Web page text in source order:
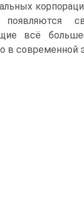
появляются
всё
в современной